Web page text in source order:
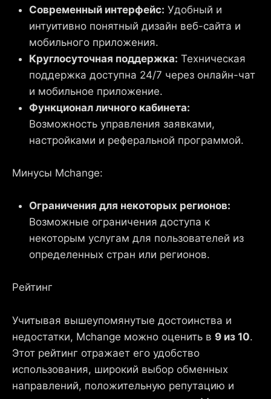
Современный интерфейс: Удобный и
интуитивно понятный дизайн веб-сайта и
мобильного приложения.
Круглосуточная поддержка: Техническая
поддержка доступна 24/7 через онлайн-чат
и мобильное приложение.
Функционал личного кабинета:
Возможность управления заявками,
настройками и реферальной программой.
Минусы Mchange:
Ограничения для некоторых регионов:
Возможные ограничения доступа к
некоторым услугам для пользователей из
определенных стран или регионов.
Рейтинг
Учитывая вышеупомянутые достоинства и
недостатки, Mchange можно оценить в 9 из 10.
Этот рейтинг отражает его удобство
использования, широкий выбор обменных
направлений, положительную репутацию и